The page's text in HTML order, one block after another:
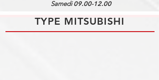
Samedi09.00-12.00
TYPE MITSUBISHI